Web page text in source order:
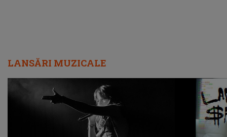
LANSĂRI MUZICALE